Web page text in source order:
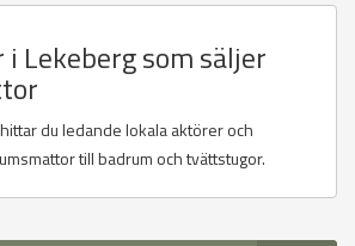
Lekeberg som säljer
du ledande lokala aktörer och
till badrum och tvättstugor.